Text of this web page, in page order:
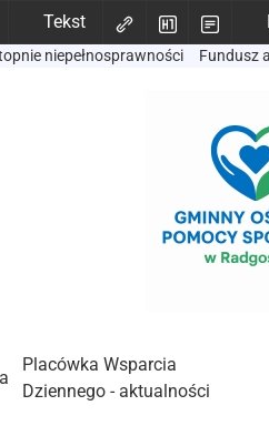
Tekst
niepełnosprawności Fundusz
Placówka Wsparcia
Dziennego - aktualności